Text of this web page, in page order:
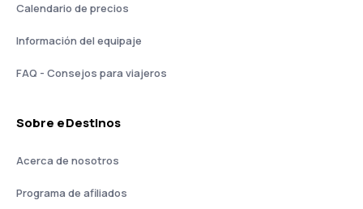
Calendario de precios
Información del equipaje
FAQ - Consejos para viajeros
Sobre eDestinos
Acerca de nosotros
Programa de afiliados